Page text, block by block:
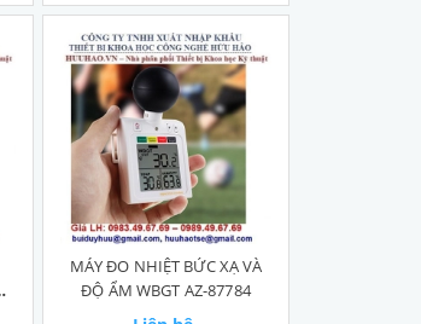
MÁY ĐO NHIỆT BỨC XẠ VÀ
ĐỘ ẨM WBGT AZ-87784